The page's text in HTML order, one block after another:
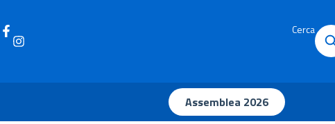
Cerca
Assemblea 2026